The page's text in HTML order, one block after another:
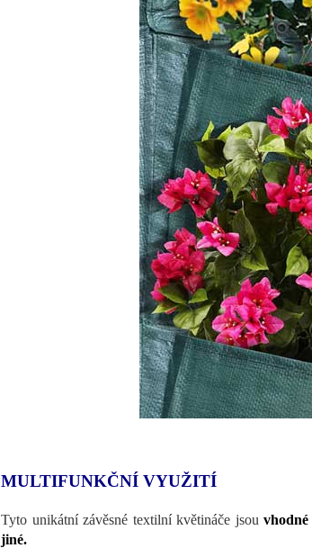
MULTIFUNKČNÍ VYUŽITÍ
Tyto unikátní závěsné textilní květináče jsou
jiné.